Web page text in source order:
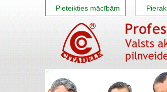
Pieteikties mācībām